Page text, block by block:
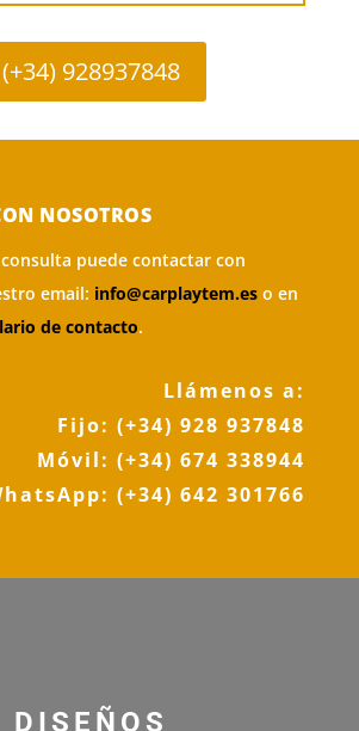
(+34) 928937848
NOSOTROS
puede contactar con
email: info@carplaytem.eso en
de contacto.
Llámenos a:
Fijo:(+34) 928 937848
Móvil:(+34) 674 338944
(+34) 642 301766
DISEÑOS